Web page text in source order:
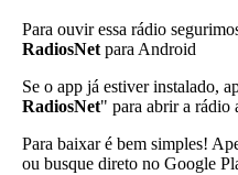
Para ouvir essa rádio
RadiosNet para Android
Se o app já estiver instalado,
RadiosNet" para abrir a rádio
Para baixar é bem simples!
ou busque direto no Google